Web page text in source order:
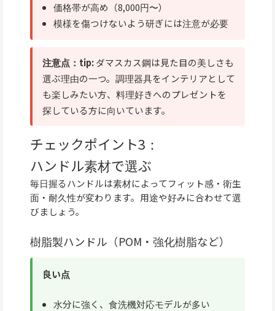
価格帯が高め（8,000円〜）
模様を傷つけないよう研ぎには注意が必要
注意点：tip:ダマスカス鋼は見た目の美しさも
選ぶ理由の一つ。調理器具をインテリアとして
も楽しみたい方、料理好きへのプレゼントを
探している方に向いています。
チェックポイント3：
ハンドル素材で選ぶ
毎日握るハンドルは素材によってフィット感・衛生
面・耐久性が変わります。用途や好みに合わせて選
びましょう。
樹脂製ハンドル（POM・強化樹脂など）
良い点
水分に強く、食洗機対応モデルが多い